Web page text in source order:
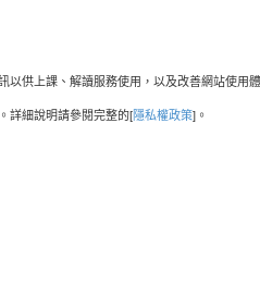
以供上課、解讀服務使用，以及改善網站使用
詳細說明請參閱完整的[隱私權政策]。